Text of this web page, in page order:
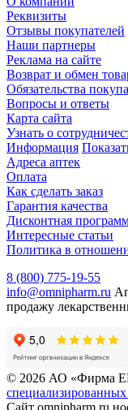
Реквизиты
Отзывы покупателей
Наши партнеры
Реклама на сайте
Возврат и обмен
Обязательства
Вопросы и ответы
Карта сайта
Узнать о
Информация
Адреса аптек
Оплата
Как сделать заказ
Гарантия качества
Дисконтная
Интересные статьи
Политика в
8 (800) 775-19-55
info@omnipharm.ru
продажу
© 2026 АО «Фирма
Сайт omnipharm.ru